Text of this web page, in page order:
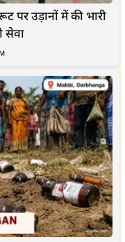
पर उड़ानों में की भारी
सेवा